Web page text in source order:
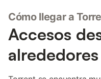
Cómo llegar a
Accesos
alrededores